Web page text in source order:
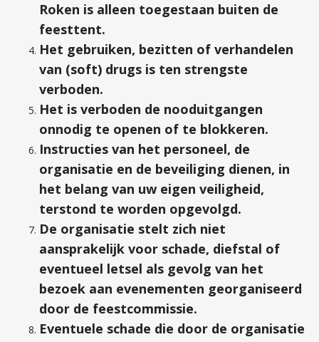
Roken is alleen toegestaan buiten de
feesttent.
Het gebruiken, bezitten of verhandelen
van (soft) drugs is ten strengste
verboden.
Het is verboden de nooduitgangen
onnodig te openen of te blokkeren.
Instructies van het personeel, de
organisatie en de beveiliging dienen, in
het belang van uw eigen veiligheid,
terstond te worden opgevolgd.
De organisatie stelt zich niet
aansprakelijk voor schade, diefstal of
eventueel letsel als gevolg van het
bezoek aan evenementen georganiseerd
door de feestcommissie.
Eventuele schade die door de organisatie